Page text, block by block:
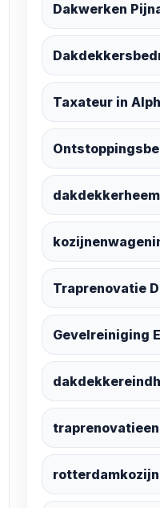
Dakwerken
Taxateur in
Traprenovatie
Gevelreiniging